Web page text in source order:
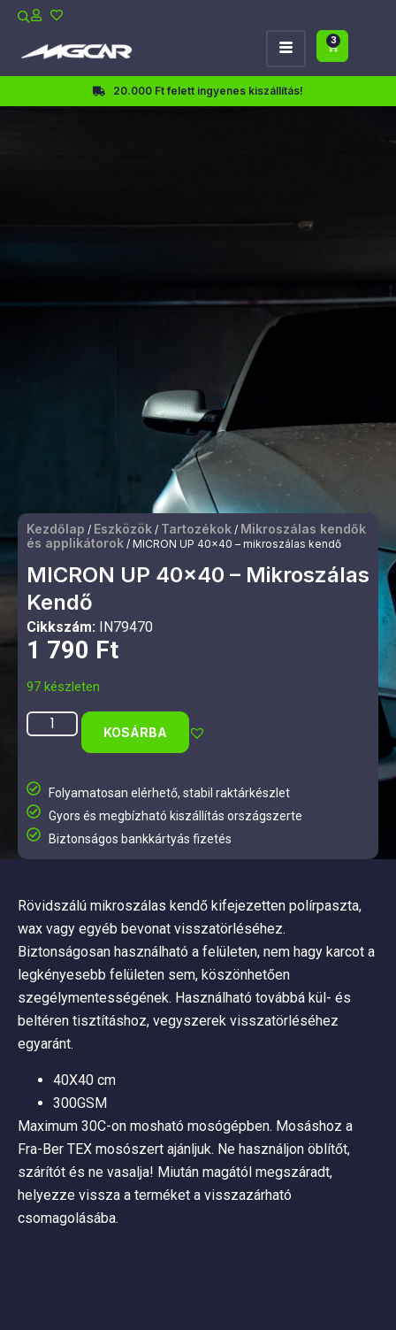
3
20.000 Ft felett ingyenes kiszállítás!
Kezdőlap / Eszközök / Tartozékok / Mikroszálas kendők
és applikátorok / MICRON UP 40×40 – mikroszálas kendő
MICRON UP 40×40 – Mikroszálas
Kendő
Cikkszám: IN79470
1 790 Ft
97 készleten
KOSÁRBA
Folyamatosan elérhető, stabil raktárkészlet
Gyors és megbízható kiszállítás országszerte
Biztonságos bankkártyás fizetés
Rövidszálú mikroszálas kendő kifejezetten polírpaszta,
wax vagy egyéb bevonat visszatörléséhez.
Biztonságosan használható a felületen, nem hagy karcot a
legkényesebb felületen sem, köszönhetően
szegélymentességének. Használható továbbá kül- és
beltéren tisztításhoz, vegyszerek visszatörléséhez
egyaránt.
40X40 cm
300GSM
Maximum 30C-on mosható mosógépben. Mosáshoz a
Fra-Ber TEX mosószert ajánljuk. Ne használjon öblítőt,
szárítót és ne vasalja! Miután magától megszáradt,
helyezze vissza a terméket a visszazárható
csomagolásába.